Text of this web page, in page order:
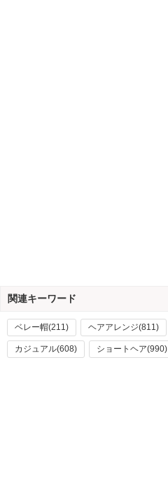
関連キーワード
ベレー帽(211) ヘアアレンジ(811)
カジュアル(608) ショートヘア(990)